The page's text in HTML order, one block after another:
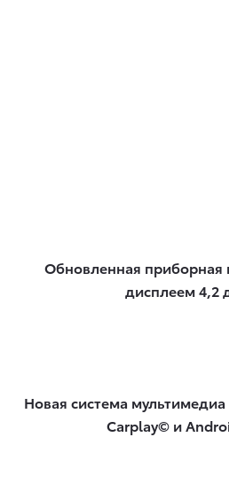
Обновленная приборная
дисплеем 4,2
Новая система
Carplay© и